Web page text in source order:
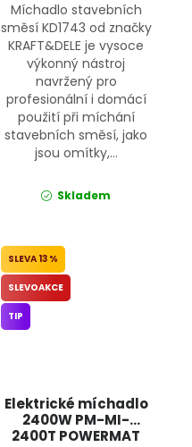
Míchadlo stavebních
směsí KD1743 od značky
KRAFT&DELE je vysoce
výkonný nástroj
navržený pro
profesionální i domácí
použití při míchání
stavebních směsí, jako
jsou omítky,...
Skladem
Elektrické míchadlo
2400W PM-MI-
2400T POWERMAT
13 %
SLEVOAKCE
TIP